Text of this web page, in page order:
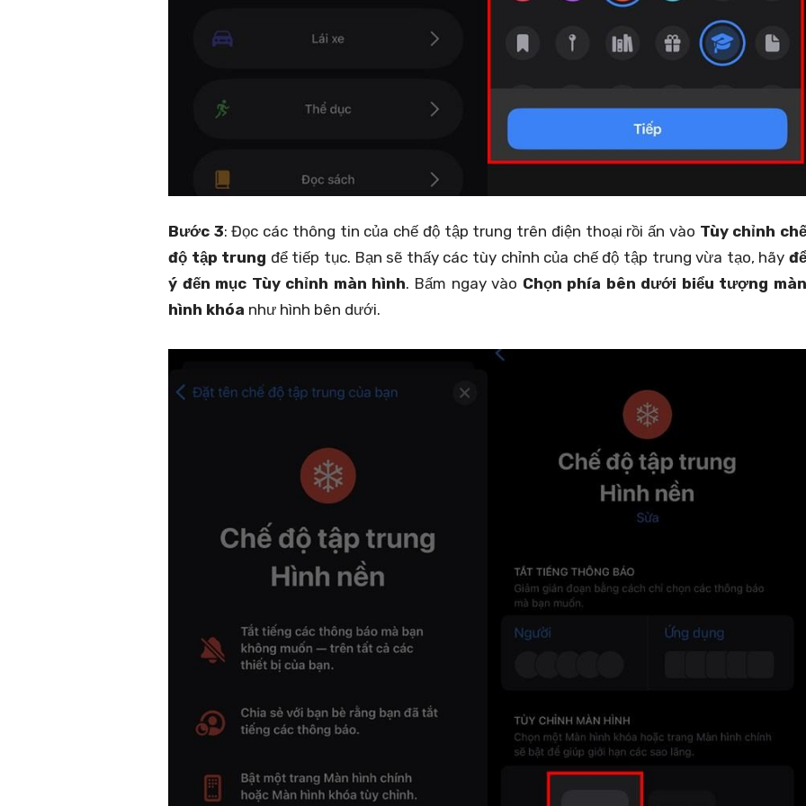
Bước 3: Đọc các thông tin của chế độ tập trung trên điện thoại rồi ấn vào Tùy chỉnh
độ tập trung để tiếp tục. Bạn sẽ thấy các tùy chỉnh của chế độ tập trung vừa tạo, hãyđể
ý đến mục Tùy chỉnh màn hình. Bấm ngay vào Chọn phía bên dưới biểu tượng màn
hình khóa như hình bên dưới.